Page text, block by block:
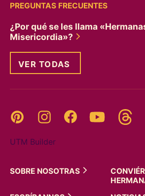
PREGUNTAS FRECUENTES
¿Por qué se les llama
Misericordia»?
VER TODAS
Pinterest InstagramFacebookYouTube
UTM Builder
SOBRE NOSOTRAS